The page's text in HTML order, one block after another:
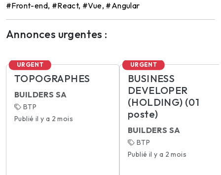
#Front-end, #React, #Vue, #Angular
Annonces urgentes :
URGENT
TOPOGRAPHES
BUILDERS SA
BTP
Publié il y a 2 mois
URGENT
BUSINESS
DEVELOPER
(HOLDING) (01
poste)
BUILDERS SA
BTP
Publié il y a 2 mois